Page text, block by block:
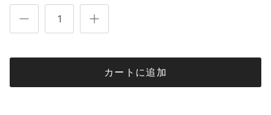
カートに追加